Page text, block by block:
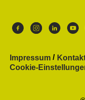
Impressum
Cookie-